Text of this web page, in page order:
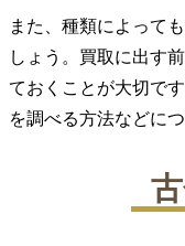
また、種類によって
しょう。買取に出す
ておくことが大切で
を調べる方法などに